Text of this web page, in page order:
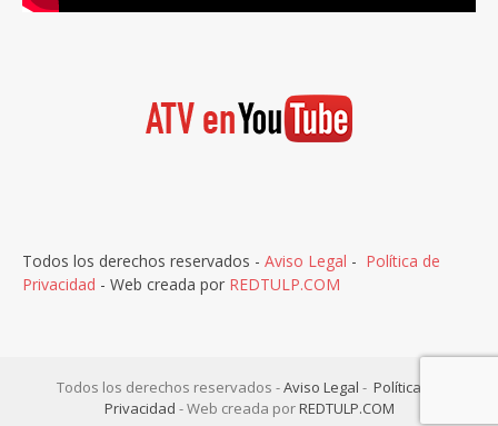
Todos los derechos reservados - Aviso Legal - Política de
Privacidad - Web creada por REDTULP.COM
Todos los derechos reservados -Aviso Legal - Política de
Privacidad - Web creada porREDTULP.COM